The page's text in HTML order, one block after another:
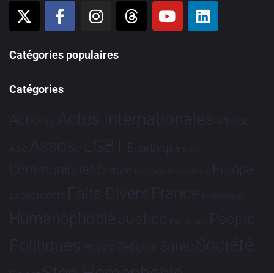
Catégories populaires
Catégories
Actions Actus Internationales Afrique
Asie Assos. LGBT Bioéthique Brève
Communiqués Culture Dialogues France-Brésil Europe
Evénements Faits Divers France Hommage
HumanophobieJustice Partenariat People
Politiques Projets Religion Santé Société